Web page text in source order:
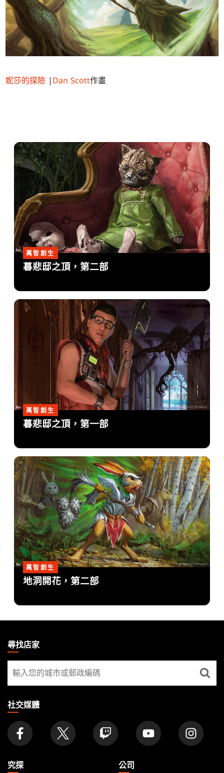
妮莎的探險 | Dan Scott作畫
萬智創生
暮悲邸之頂，第二部
萬智創生
暮悲邸之頂，第一部
萬智創生
地洞開花，第二部
THE
GATHERING
FOOTER
尋找店家
尋
找
家
社交媒體
究探 公司